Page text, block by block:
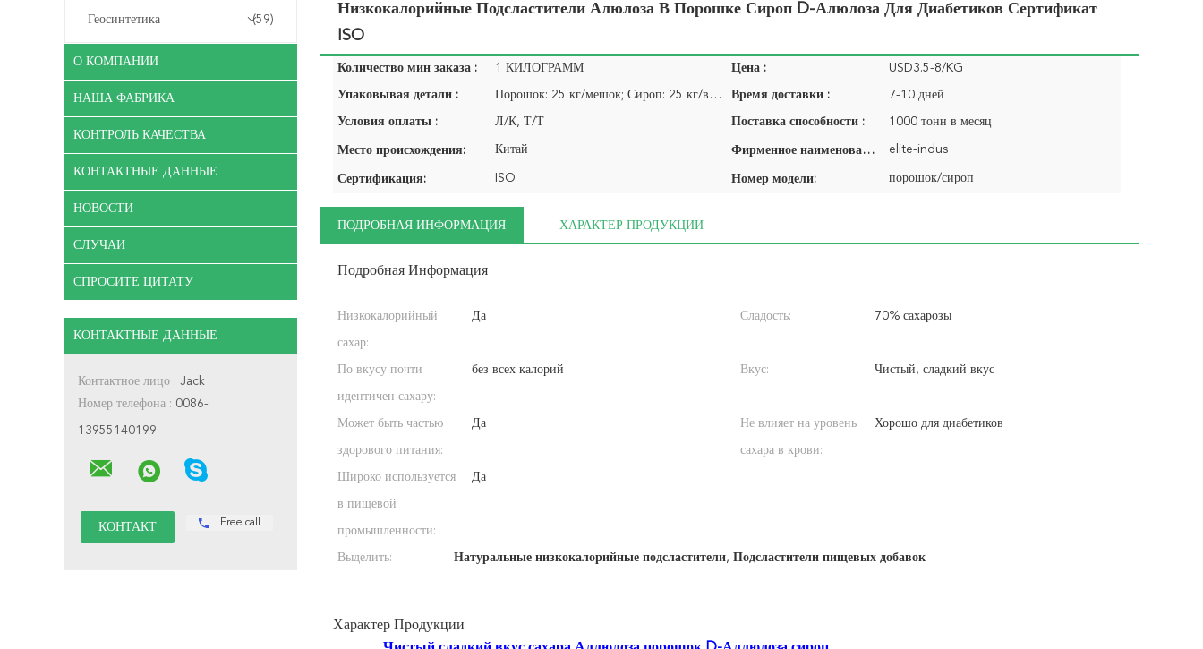
Геосинтетика (59)
О КОМПАНИИ
НАША ФАБРИКА
КОНТРОЛЬ КАЧЕСТВА
КОНТАКТНЫЕ ДАННЫЕ
НОВОСТИ
СЛУЧАИ
СПРОСИТЕ ЦИТАТУ
КОНТАКТНЫЕ ДАННЫЕ
Контактное лицо : Jack
Номер телефона : 0086-
13955140199
Free call
Низкокалорийные Подсластители Алюлоза В Порошке Сироп D-Алюлоза Для Диабетиков Сертификат
ISO
Количество мин заказа : 1 КИЛОГРАММ Цена : USD3.5-8/KG
Упаковывая детали : Порошок: 25 кг/мешок; Сироп: 25 кг/ведро; 275 кг/барабан; 1400 кг/IBC барабан Время доставки : 7-10 дней
Условия оплаты : Л/К, Т/Т Поставка способности : 1000 тонн в месяц
Место происхождения: Китай Фирменное наименование: elite-indus
Сертификация: ISO Номер модели: порошок/сироп
ПОДРОБНАЯ ИНФОРМАЦИЯ ХАРАКТЕР ПРОДУКЦИИ
Подробная Информация
Низкокалорийный
сахар:
Да Сладость: 70% сахарозы
По вкусу почти
идентичен сахару:
без всех калорий Вкус: Чистый, сладкий вкус
Может быть частью
здорового питания:
Да Не влияет на уровень
сахара в крови:
Хорошо для диабетиков
Широко используется
в пищевой
промышленности:
Да
Выделить: Натуральные низкокалорийные подсластители, Подсластители пищевых добавок
Характер Продукции